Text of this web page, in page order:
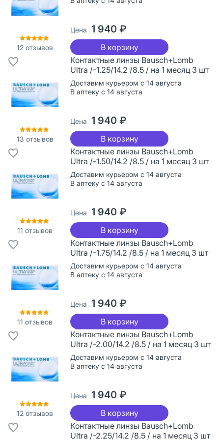
12 отзывов
Цена 1 940 ₽
В корзину
13 отзывов
Контактные линзы Bausch+Lomb
Ultra /-1.25/14.2 /8.5 / на 1 месяц 3 шт
Доставим курьером с 14 августа
В аптеку с 14 августа
Цена 1 940 ₽
В корзину
11 отзывов
Контактные линзы Bausch+Lomb
Ultra /-1.50/14.2 /8.5 / на 1 месяц 3 шт
Доставим курьером с 14 августа
В аптеку с 14 августа
Цена 1 940 ₽
В корзину
11 отзывов
Контактные линзы Bausch+Lomb
Ultra /-1.75/14.2 /8.5 / на 1 месяц 3 шт
Доставим курьером с 14 августа
В аптеку с 14 августа
Цена 1 940 ₽
В корзину
12 отзывов
Контактные линзы Bausch+Lomb
Ultra /-2.00/14.2 /8.5 / на 1 месяц 3 шт
Доставим курьером с 14 августа
В аптеку с 14 августа
Цена 1 940 ₽
В корзину
Контактные линзы Bausch+Lomb
Ultra /-2.25/14.2 /8.5 / на 1 месяц 3 шт